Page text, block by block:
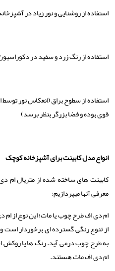
استفاده از روشنایی و نور زیاد در آشپزخانه
استفاده از رنگ زرد و سفید در
استفاده از سطوح براق (انعکاس نور
قوی بوده و فضا بزرگر بنظر برسد)
انواع مدل کابینت برای آشپزخانه کوچک
کابینت های ساخته شده از متریال ام دی
معرفی آنها میپردازیم:
ام دی اف طرح چوب یا مات؛ این نوع از
از تنوع رنگی گسترده ­ای برخوردار
به طرح چوب درمی­ آید. رنگ ­ها یا روکش
ام دی اف مات هستند.